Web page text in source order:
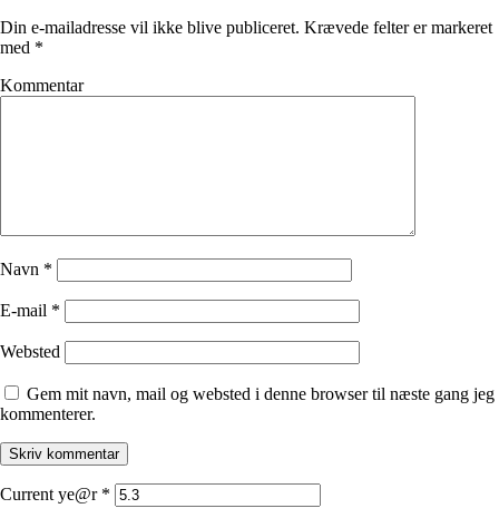
Din e-mailadresse vil ikke blive publiceret. Krævede felter er markeret
med *
Kommentar
Navn *
E-mail *
Websted
Gem mit navn, mail og websted i denne browser til næste gang jeg
kommenterer.
Current ye@r *